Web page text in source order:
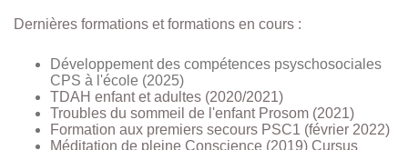
Dernières formations et formations en cours :
Développement des compétences psyschosociales
CPS à l'école (2025)
TDAH enfant et adultes (2020/2021)
Troubles du sommeil de l'enfant Prosom (2021)
Formation aux premiers secours PSC1 (février 2022)
Méditation de pleine Conscience (2019) Cursus